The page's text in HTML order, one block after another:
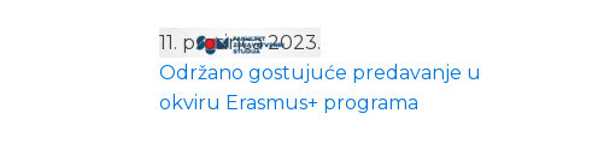
11. prosinca 2023.
Održano gostujuće predavanje u
okviru Erasmus+ programa